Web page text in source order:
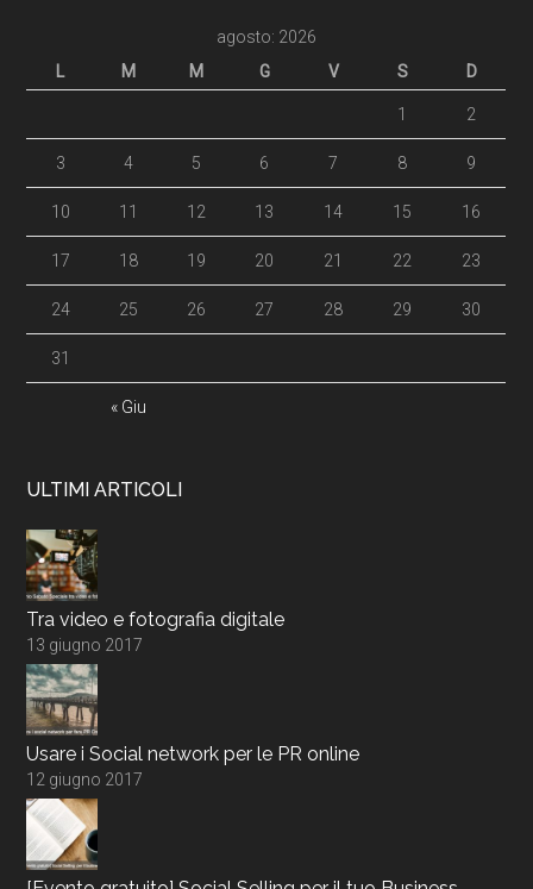
agosto: 2026
L
M M G V S D
« Giu
1 2
3 4 5 6 7 8 9
10 11 12 13 14 15 16
17 18 19 20 21 22 23
24 25 26 27 28 29 30
31
ULTIMI ARTICOLI
Tra video e fotografia digitale
13 giugno 2017
Usare i Social network per le PR online
12 giugno 2017